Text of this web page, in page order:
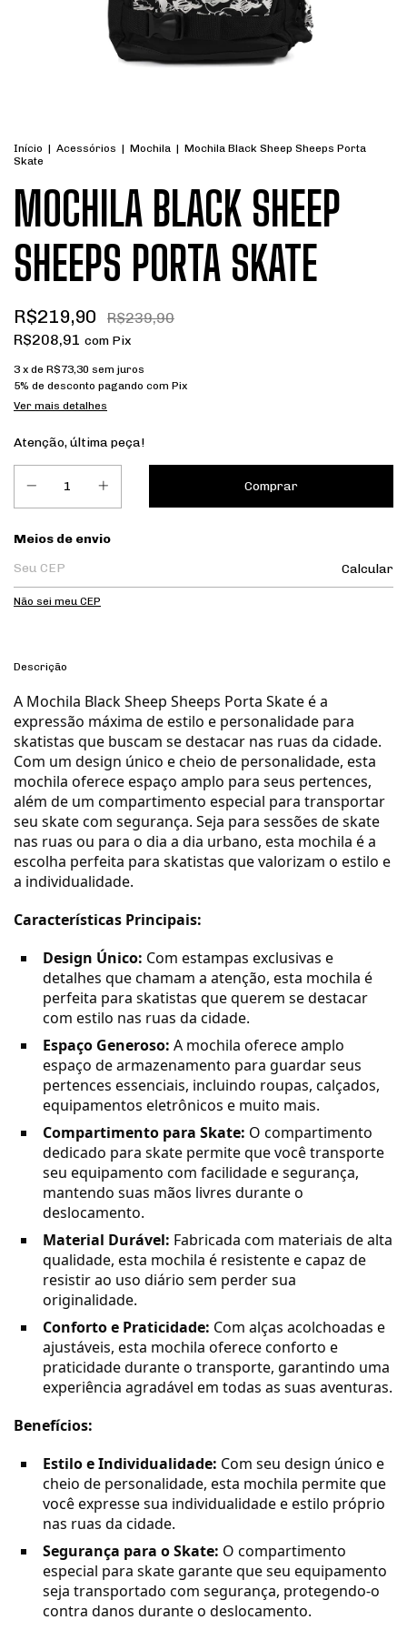
Início | Acessórios | Mochila | Mochila Black Sheep Sheeps Porta
Skate
MOCHILA BLACK SHEEP
SHEEPS PORTA SKATE
R$219,90
R$239,90
R$208,91 com Pix
3 x de R$73,30 sem juros
5% de desconto pagando com Pix
Ver mais detalhes
Atenção, última peça!
Entregas para o CEP:
Meios de envio
Calcular
Não sei meu CEP
Descrição
A Mochila Black Sheep Sheeps Porta Skate é a
expressão máxima de estilo e personalidade para
skatistas que buscam se destacar nas ruas da cidade.
Com um design único e cheio de personalidade, esta
mochila oferece espaço amplo para seus pertences,
além de um compartimento especial para transportar
seu skate com segurança. Seja para sessões de skate
nas ruas ou para o dia a dia urbano, esta mochila é a
escolha perfeita para skatistas que valorizam o estilo e
a individualidade.
Características Principais:
Design Único: Com estampas exclusivas e
detalhes que chamam a atenção, esta mochila é
perfeita para skatistas que querem se destacar
com estilo nas ruas da cidade.
Espaço Generoso: A mochila oferece amplo
espaço de armazenamento para guardar seus
pertences essenciais, incluindo roupas, calçados,
equipamentos eletrônicos e muito mais.
Compartimento para Skate: O compartimento
dedicado para skate permite que você transporte
seu equipamento com facilidade e segurança,
mantendo suas mãos livres durante o
deslocamento.
Material Durável: Fabricada com materiais de alta
qualidade, esta mochila é resistente e capaz de
resistir ao uso diário sem perder sua
originalidade.
Conforto e Praticidade: Com alças acolchoadas e
ajustáveis, esta mochila oferece conforto e
praticidade durante o transporte, garantindo uma
experiência agradável em todas as suas aventuras.
Benefícios:
Estilo e Individualidade: Com seu design único e
cheio de personalidade, esta mochila permite que
você expresse sua individualidade e estilo próprio
nas ruas da cidade.
Segurança para o Skate: O compartimento
especial para skate garante que seu equipamento
seja transportado com segurança, protegendo-o
contra danos durante o deslocamento.